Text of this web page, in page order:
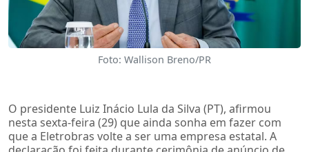
Foto: Wallison Breno/PR
O presidente Luiz Inácio Lula da Silva (PT), afirmou
nesta sexta-feira (29) que ainda sonha em fazer com
que a Eletrobras volte a ser uma empresa estatal. A